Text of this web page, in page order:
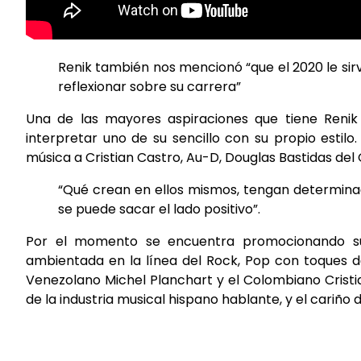
Renik también nos mencionó “que el 2020 le
reflexionar sobre su carrera”
Una de las mayores aspiraciones que tiene
interpretar uno de su sencillo con su propio
música a Cristian Castro, Au-D, Douglas Bastidas
“Qué crean en ellos mismos, tengan
se puede sacar el lado positivo”.
Por el momento se encuentra promocionando
ambientada en la línea del Rock, Pop con toques
Venezolano Michel Planchart y el Colombiano
de la industria musical hispano hablante, y el cariño